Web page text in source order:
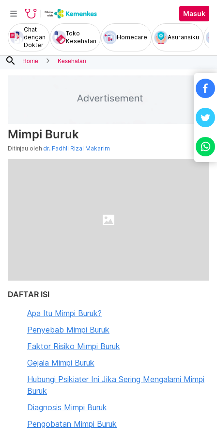
Masuk
Chat
dengan
Dokter
Toko
Kesehatan
Homecare Asuransiku
search Home Kesehatan
Mimpi Buruk
Ditinjau oleh dr. Fadhli Rizal Makarim
DAFTAR ISI
Apa Itu Mimpi Buruk?
Penyebab Mimpi Buruk
Faktor Risiko Mimpi Buruk
Gejala Mimpi Buruk
Hubungi Psikiater Ini Jika Sering Mengalami Mimpi
Buruk
Diagnosis Mimpi Buruk
Pengobatan Mimpi Buruk